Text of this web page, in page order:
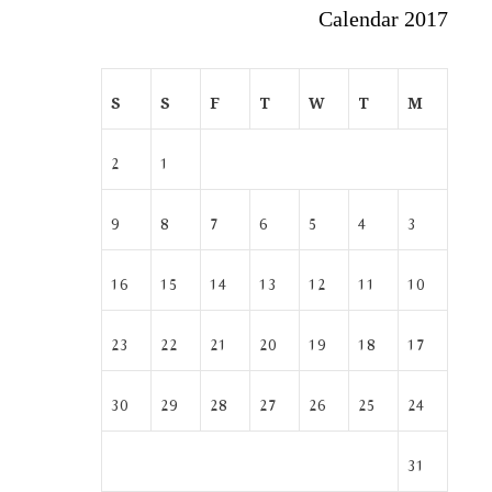
Calendar 2017
M
T
W
T
F
S
S
1
2
3
4
5
6
7
8
9
10
11
12
13
14
15
16
17
18
19
20
21
22
23
24
25
26
27
28
29
30
31